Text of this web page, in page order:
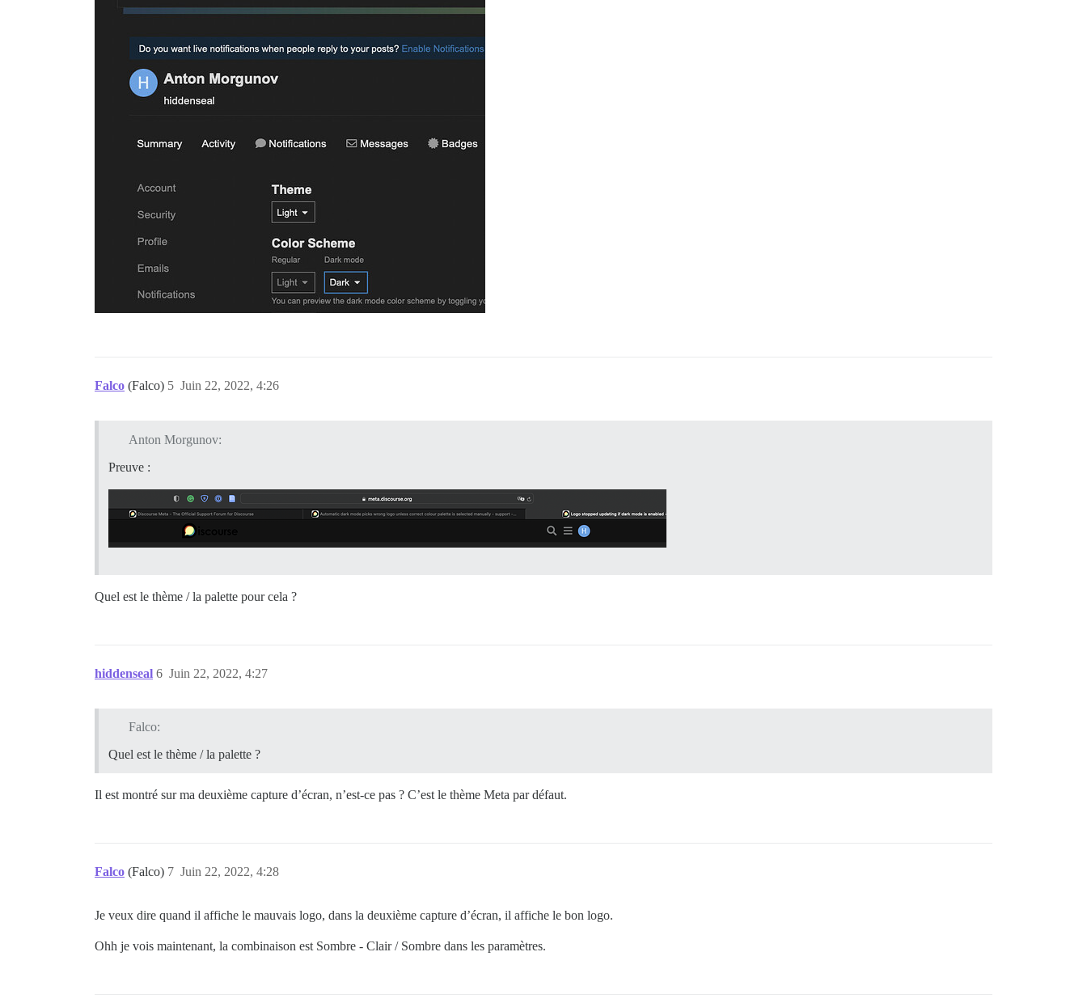
Falco (Falco) Juin 22, 2022, 4:26
5
Anton Morgunov:
Preuve :
Quel est le thème / la palette pour cela ?
hiddenseal Juin 22, 2022, 4:27
6
Falco:
Quel est le thème / la palette ?
Il est montré sur ma deuxième capture d’écran, n’est-ce pas ? C’est le thème Meta par défaut.
Falco (Falco) Juin 22, 2022, 4:28
7
Je veux dire quand il affiche le mauvais logo, dans la deuxième capture d’écran, il affiche le bon logo.
Ohh je vois maintenant, la combinaison est Sombre - Clair / Sombre dans les paramètres.